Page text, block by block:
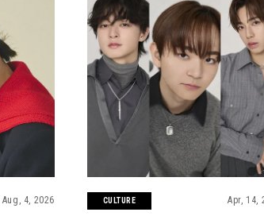
Aug, 4, 2026 CULTURE Apr, 14,